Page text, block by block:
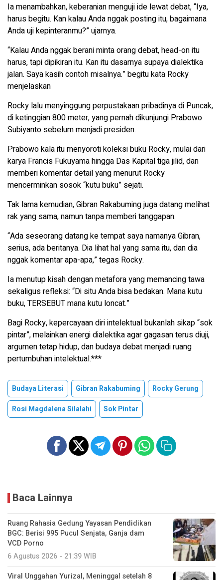
Ia menambahkan, keberanian menguji ide lewat debat, “Iya,
harus begitu. Kan kalau Anda nggak posting itu, bagaimana
Anda uji kepinteranmu?” ujarnya.
“Kalau Anda nggak berani minta orang debat, head-on itu
harus, tapi dipikiran itu. Kan itu dasarnya supaya dialektika
jalan. Saya kasih contoh misalnya.” begitu kata Rocky
menjelaskan
Rocky lalu menyinggung perpustakaan pribadinya di Puncak,
di ketinggian 800 meter, yang pernah dikunjungi Prabowo
Subiyanto sebelum menjadi presiden.
Prabowo kala itu menyoroti koleksi buku Rocky, mulai dari
karya Francis Fukuyama hingga Das Kapital tiga jilid, dan
memberi komentar detail yang menurut Rocky
mencerminkan sosok “kutu buku” sejati.
Tak lama kemudian, Gibran Rakabuming juga datang melihat
rak yang sama, namun tanpa memberi tanggapan.
“Ada seseorang datang ke tempat saya namanya Gibran,
serius, ada beritanya. Dia lihat hal yang sama itu, dan dia
nggak komentar apa-apa,” tegas Rocky.
Ia menutup kisah dengan metafora yang memancing tawa
sekaligus refleksi: “Di situ Anda bisa bedakan. Mana kutu
buku, TERSEBUT mana kutu loncat.”
Bagi Rocky, kepercayaan diri intelektual bukanlah sikap “sok
pintar”, melainkan energi dialektika agar gagasan terus diuji,
argumen tetap hidup, dan budaya debat menjadi ruang
pertumbuhan intelektual.***
Budaya Literasi Gibran Rakabuming
Rocky Gerung
Rosi Magdalena Silalahi
Sok Pintar
Baca Lainnya
Ruang Rahasia Gedung Yayasan Pendidikan
BGC: Berisi 995 Pucul Senjata, Ganja dam
VCD Porno
6 Agustus 2026 - 21:39 WIB
Viral Unggahan Yurizal, Meninggal setelah 8